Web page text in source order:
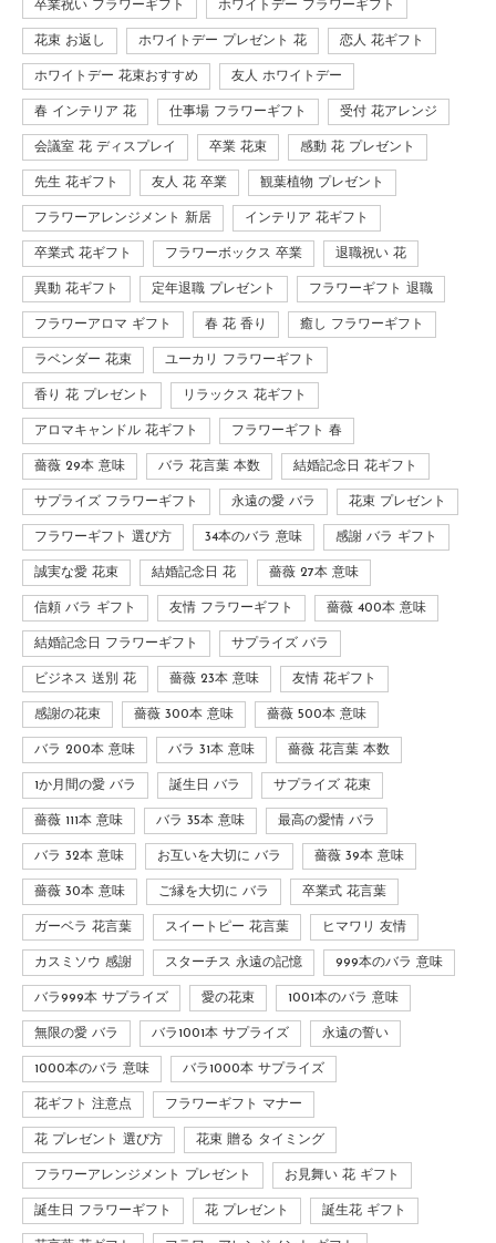
卒業祝い フラワーギフト ホワイトデー フラワーギフト
花束 お返し ホワイトデー プレゼント 花 恋人 花ギフト
ホワイトデー 花束おすすめ 友人 ホワイトデー
春 インテリア 花 仕事場 フラワーギフト 受付 花アレンジ
会議室 花 ディスプレイ 卒業 花束 感動 花 プレゼント
先生 花ギフト 友人 花 卒業 観葉植物 プレゼント
フラワーアレンジメント 新居 インテリア 花ギフト
卒業式 花ギフト フラワーボックス 卒業 退職祝い 花
異動 花ギフト 定年退職 プレゼント フラワーギフト 退職
フラワーアロマ ギフト 春 花 香り 癒し フラワーギフト
ラベンダー 花束 ユーカリ フラワーギフト
香り 花 プレゼント リラックス 花ギフト
アロマキャンドル 花ギフト フラワーギフト 春
薔薇 29本 意味 バラ 花言葉 本数 結婚記念日 花ギフト
サプライズ フラワーギフト 永遠の愛 バラ 花束 プレゼント
フラワーギフト 選び方 34本のバラ 意味 感謝 バラ ギフト
誠実な愛 花束 結婚記念日 花 薔薇 27本 意味
信頼 バラ ギフト 友情 フラワーギフト 薔薇 400本 意味
結婚記念日 フラワーギフト サプライズ バラ
ビジネス 送別 花 薔薇 23本 意味 友情 花ギフト
感謝の花束 薔薇 300本 意味 薔薇 500本 意味
バラ 200本 意味 バラ 31本 意味 薔薇 花言葉 本数
1か月間の愛 バラ 誕生日 バラ サプライズ 花束
薔薇 111本 意味 バラ 35本 意味 最高の愛情 バラ
バラ 32本 意味 お互いを大切に バラ 薔薇 39本 意味
薔薇 30本 意味 ご縁を大切に バラ 卒業式 花言葉
ガーベラ 花言葉 スイートピー 花言葉 ヒマワリ 友情
カスミソウ 感謝 スターチス 永遠の記憶 999本のバラ 意味
バラ999本 サプライズ 愛の花束 1001本のバラ 意味
無限の愛 バラ バラ1001本 サプライズ 永遠の誓い
1000本のバラ 意味 バラ1000本 サプライズ
花ギフト 注意点 フラワーギフト マナー
花 プレゼント 選び方 花束 贈る タイミング
フラワーアレンジメント プレゼント お見舞い 花 ギフト
誕生日 フラワーギフト 花 プレゼント 誕生花 ギフト